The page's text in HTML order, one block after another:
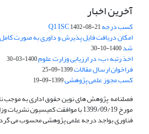
آخرین اخبار
کسب درجه Q1 ISC1402-08-21
امکان دریافت فایل پذیرش و داوری به صورت
شد1400-10-30
اخذ رتبه «ب» در ارزیابی وزارت علوم1400-03-30
فراخوان ارسال مقالات1399-09-25
کسب مجوز علمی پژوهشی1399-09-19
مورخ 1399/09/19 با موافقت کمیسیون
فناوری بواجد درجه علمی پژوهشی محسوب می